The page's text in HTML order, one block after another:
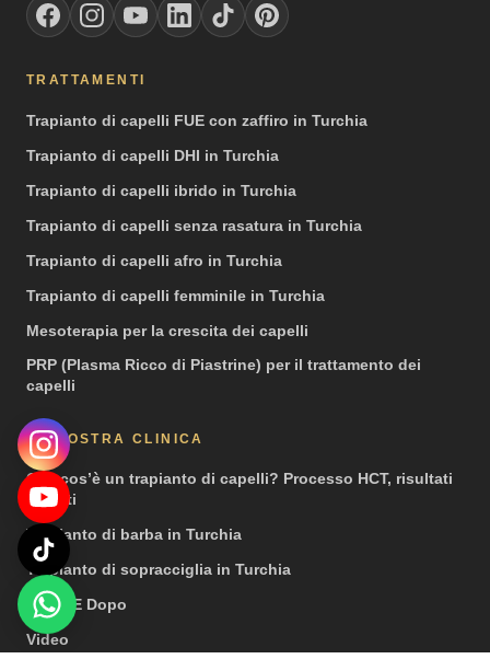
TRATTAMENTI
Trapianto di capelli FUE con zaffiro in Turchia
Trapianto di capelli DHI in Turchia
Trapianto di capelli ibrido in Turchia
Trapianto di capelli senza rasatura in Turchia
Trapianto di capelli afro in Turchia
Trapianto di capelli femminile in Turchia
Mesoterapia per la crescita dei capelli
PRP (Plasma Ricco di Piastrine) per il trattamento dei
capelli
LA NOSTRA CLINICA
Che cos’è un trapianto di capelli? Processo HCT, risultati
e costi
Trapianto di barba in Turchia
Trapianto di sopracciglia in Turchia
Prima E Dopo
Video